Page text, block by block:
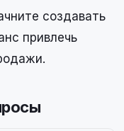
создавать
привлечь